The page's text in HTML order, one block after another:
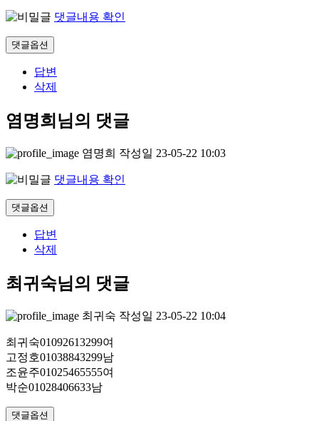
댓글내용 확인
댓글옵션
답변
삭제
염명희님의 댓글
염명희 작성일 23-05-22 10:03
댓글내용 확인
댓글옵션
답변
삭제
최귀숙님의 댓글
최귀숙 작성일 23-05-22 10:04
최귀숙01092613299여
고정호01038843299남
조윤주01025465555여
박순01028406633남
댓글옵션